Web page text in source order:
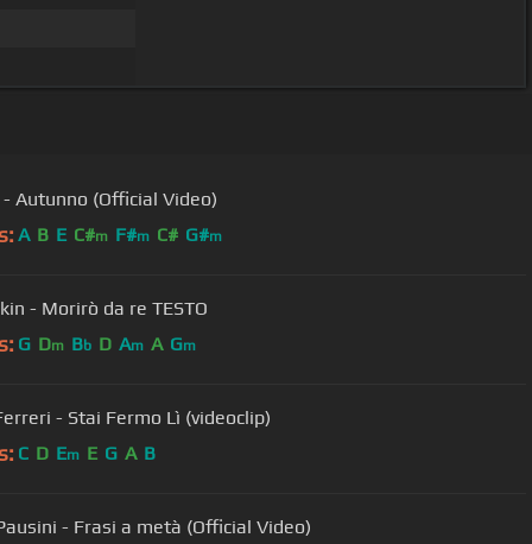
Autunno (Official Video)
A B E C#m F#m C# G#m
- Morirò da re TESTO
G Dm Bb D Am A Gm
- Stai Fermo Lì (videoclip)
C D Em E G A B
- Frasi a metà (Official Video)